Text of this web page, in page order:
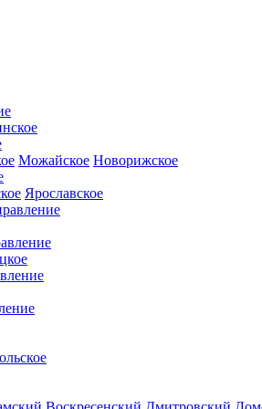
Можайское Новорижское
Ярославское